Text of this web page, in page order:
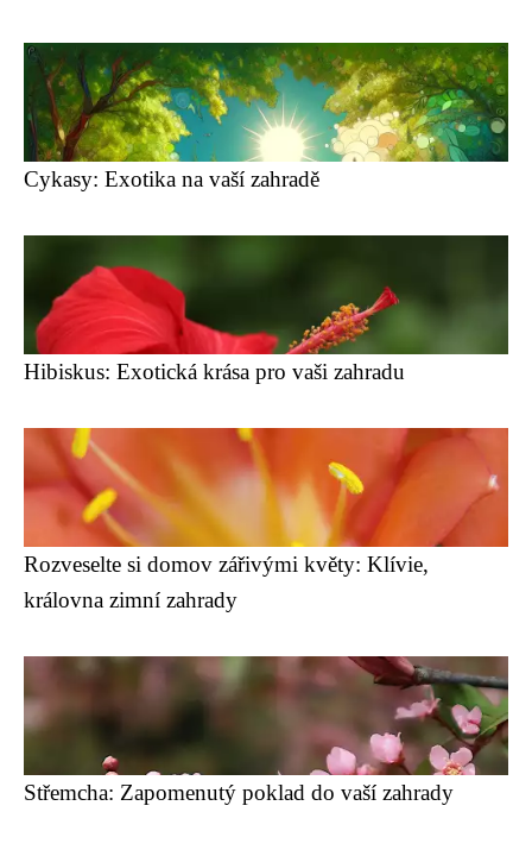
Cykasy: Exotika na vaší zahradě
Hibiskus: Exotická krása pro vaši zahradu
Rozveselte si domov zářivými květy: Klívie,
královna zimní zahrady
Střemcha: Zapomenutý poklad do vaší zahrady